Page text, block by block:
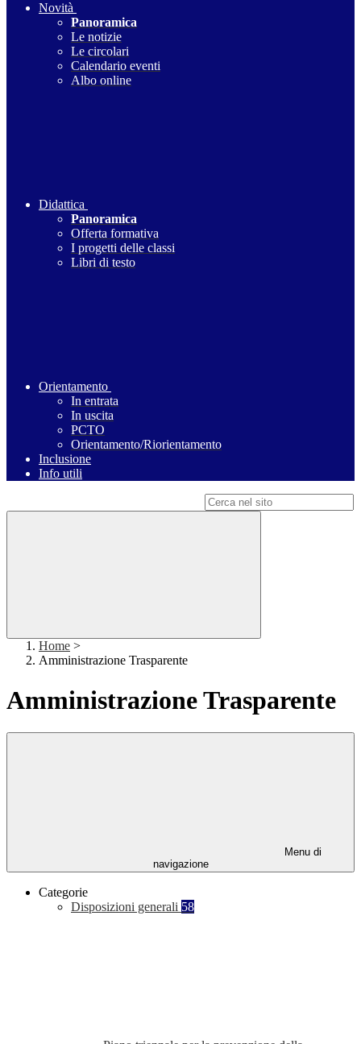
Novità
Panoramica
Le notizie
Le circolari
Calendario eventi
Albo online
Didattica
Panoramica
Offerta formativa
I progetti delle classi
Libri di testo
Orientamento
In entrata
In uscita
PCTO
Orientamento/Riorientamento
Inclusione
Info utili
Home >
Amministrazione Trasparente
Amministrazione Trasparente
Menu di
navigazione
Categorie
Disposizioni generali 58